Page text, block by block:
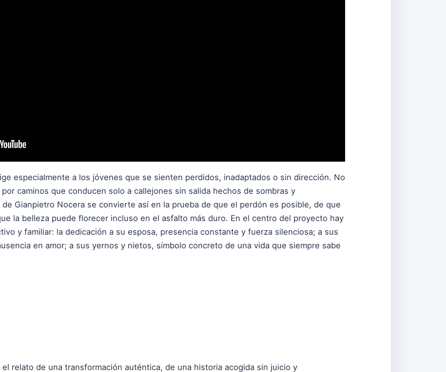
especialmente a los jóvenes que se sienten perdidos, inadaptados o sin dirección. No
caminos que conducen solo a callejones sin salida hechos de sombras y
Gianpietro Nocera se convierte así en la prueba de que el perdón es posible, de que
la belleza puede florecer incluso en el asfalto más duro. En el centro del proyecto hay
y familiar: la dedicación a su esposa, presencia constante y fuerza silenciosa; a sus
en amor; a sus yernos y nietos, símbolo concreto de una vida que siempre sabe
el relato de una transformación auténtica, de una historia acogida sin juicio y